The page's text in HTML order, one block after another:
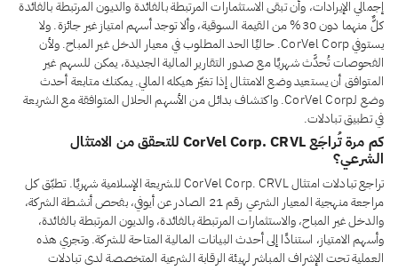
إجمالي الإيرادات، وأن تبقى الاستثمارات المرتبطة بالفائدة والديون المرتبطة بالفائدة
كلٌّ منهما دون 30% من القيمة السوقية، وألا توجد أسهم امتياز غير جائزة. ولا
يستوفي CorVel Corp. حاليًا الحد المطلوب في معيار الدخل غير المباح. ولأن
الفحوصات تُحدَّث شهريًا مع صدور التقارير المالية الجديدة، يمكن للسهم غير
المتوافق أن يستعيد وضع الامتثال إذا تغيّر هيكله المالي. يمكنك متابعة أحدث
وضع لـCorVel Corp. واكتشاف بدائل من الأسهم الحلال المتوافقة مع الشريعة
في تطبيق تبادلات.
كم مرة تُراجَع CorVel Corp. CRVL للتحقق من الامتثال
الشرعي؟
تراجع تبادلات امتثال CorVel Corp. CRVL للشريعة الإسلامية شهريًا. تطبّق كل
مراجعة منهجية المعيار الشرعي رقم 21 الصادر عن أيوفي، بفحص أنشطة الشركة،
والدخل غير المباح، والاستثمارات المرتبطة بالفائدة، والديون المرتبطة بالفائدة،
وأسهم الامتياز، استنادًا إلى أحدث البيانات المالية المتاحة للشركة. وتجري هذه
العملية تحت الإشراف المباشر لهيئة الرقابة الشرعية المتخصصة لدى تبادلات